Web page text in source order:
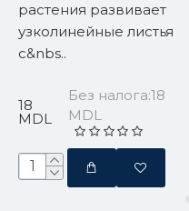
растения развивает
узколинейные листья
с&nbs..
18
MDL
Без налога:18
MDL